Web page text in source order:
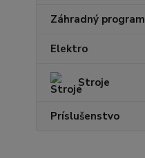
Záhradný program
Elektro
Stroje
Príslušenstvo